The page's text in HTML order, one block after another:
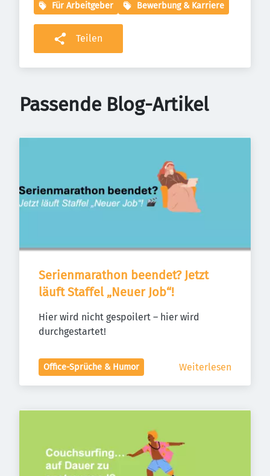
Für Arbeitgeber Bewerbung & Karriere
Teilen
Passende Blog-Artikel
Serienmarathon beendet? Jetzt
läuft Staffel „Neuer Job“!
Hier wird nicht gespoilert – hier wird
durchgestartet!
Office-Sprüche & Humor Weiterlesen